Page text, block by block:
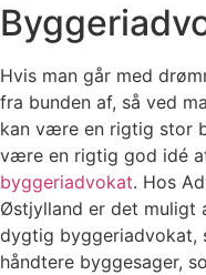
Hvis man går med
fra bunden af, så ved
kan være en rigtig stor
være en rigtig god idé
byggeriadvokat. Hos
Østjylland er det muligt
dygtig byggeriadvokat,
håndtere byggesager,